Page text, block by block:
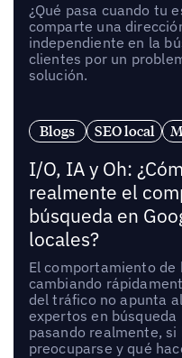
¿Qué pasa cuando tu
comparte una
independiente en la
clientes por un
solución.
Blogs SEO local
I/O, IA y Oh:
realmente el
búsqueda en
locales?
El comportamiento de
cambiando
del tráfico no apunta
expertos en
pasando realmente,
preocuparse y qué